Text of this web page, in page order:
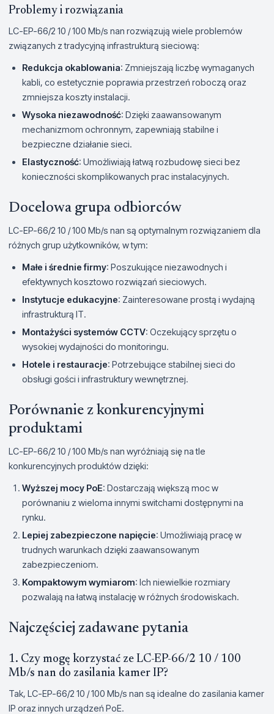
Problemy i rozwiązania
LC-EP-66/2 10 / 100 Mb/s nan rozwiązują wiele problemów
związanych z tradycyjną infrastrukturą sieciową:
Redukcja okablowania: Zmniejszają liczbę wymaganych
kabli, co estetycznie poprawia przestrzeń roboczą oraz
zmniejsza koszty instalacji.
Wysoka niezawodność: Dzięki zaawansowanym
mechanizmom ochronnym, zapewniają stabilne i
bezpieczne działanie sieci.
Elastyczność: Umożliwiają łatwą rozbudowę sieci bez
konieczności skomplikowanych prac instalacyjnych.
Docelowa grupa odbiorców
LC-EP-66/2 10 / 100 Mb/s nan są optymalnym rozwiązaniem dla
różnych grup użytkowników, w tym:
Małe i średnie firmy: Poszukujące niezawodnych i
efektywnych kosztowo rozwiązań sieciowych.
Instytucje edukacyjne: Zainteresowane prostą i wydajną
infrastrukturą IT.
Montażyści systemów CCTV: Oczekujący sprzętu o
wysokiej wydajności do monitoringu.
Hotele i restauracje: Potrzebujące stabilnej sieci do
obsługi gości i infrastruktury wewnętrznej.
Porównanie z konkurencyjnymi
produktami
LC-EP-66/2 10 / 100 Mb/s nan wyróżniają się na tle
konkurencyjnych produktów dzięki:
Wyższej mocy PoE: Dostarczają większą moc w
porównaniu z wieloma innymi switchami dostępnymi na
rynku.
Lepiej zabezpieczone napięcie: Umożliwiają pracę w
trudnych warunkach dzięki zaawansowanym
zabezpieczeniom.
Kompaktowym wymiarom: Ich niewielkie rozmiary
pozwalają na łatwą instalację w różnych środowiskach.
Najczęściej zadawane pytania
1. Czy mogę korzystać ze LC-EP-66/2 10 / 100
Mb/s nan do zasilania kamer IP?
Tak, LC-EP-66/2 10 / 100 Mb/s nan są idealne do zasilania kamer
IP oraz innych urządzeń PoE.